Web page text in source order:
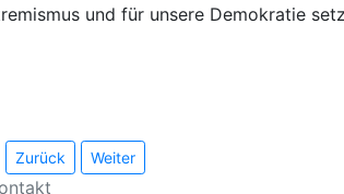
und für unsere Demokratie
Zurück Weiter